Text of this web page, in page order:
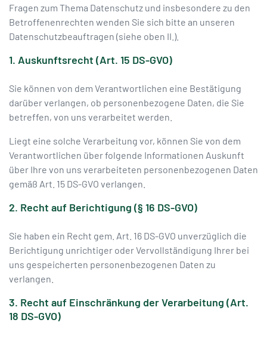
Fragen zum Thema Datenschutz und insbesondere zu den
Betroffenenrechten wenden Sie sich bitte an unseren
Datenschutzbeauftragen (siehe oben II.).
1. Auskunftsrecht (Art. 15 DS-GVO)
Sie können von dem Verantwortlichen eine Bestätigung
darüber verlangen, ob personenbezogene Daten, die Sie
betreffen, von uns verarbeitet werden.
Liegt eine solche Verarbeitung vor, können Sie von dem
Verantwortlichen über folgende Informationen Auskunft
über Ihre von uns verarbeiteten personenbezogenen Daten
gemäß Art. 15 DS-GVO verlangen.
2. Recht auf Berichtigung (§ 16 DS-GVO)
Sie haben ein Recht gem. Art. 16 DS-GVO unverzüglich die
Berichtigung unrichtiger oder Vervollständigung Ihrer bei
uns gespeicherten personenbezogenen Daten zu
verlangen.
3. Recht auf Einschränkung der Verarbeitung (Art.
18 DS-GVO)